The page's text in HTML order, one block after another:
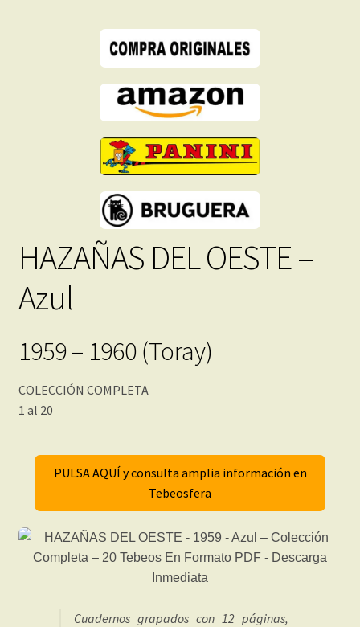
HAZAÑAS DEL OESTE –
Azul
1959 – 1960 (Toray)
COLECCIÓN COMPLETA
1 al 20
PULSA AQUÍ y consulta amplia información en
Tebeosfera
Cuadernos grapados con 12 páginas,